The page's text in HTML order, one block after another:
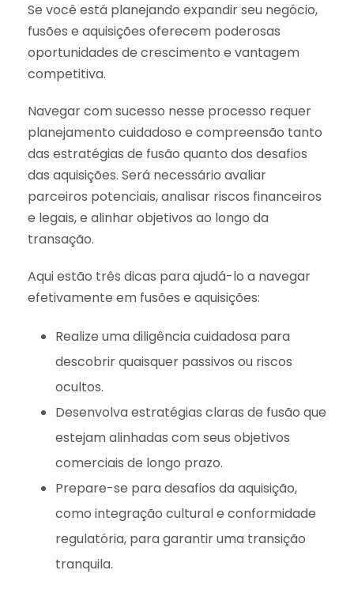
Se você está planejando expandir seu negócio,
fusões e aquisições oferecem poderosas
oportunidades de crescimento e vantagem
competitiva.
Navegar com sucesso nesse processo requer
planejamento cuidadoso e compreensão tanto
das estratégias de fusão quanto dos desafios
das aquisições. Será necessário avaliar
parceiros potenciais, analisar riscos financeiros
e legais, e alinhar objetivos ao longo da
transação.
Aqui estão três dicas para ajudá-lo a navegar
efetivamente em fusões e aquisições:
Realize uma diligência cuidadosa para
descobrir quaisquer passivos ou riscos
ocultos.
Desenvolva estratégias claras de fusão que
estejam alinhadas com seus objetivos
comerciais de longo prazo.
Prepare-se para desafios da aquisição,
como integração cultural e conformidade
regulatória, para garantir uma transição
tranquila.